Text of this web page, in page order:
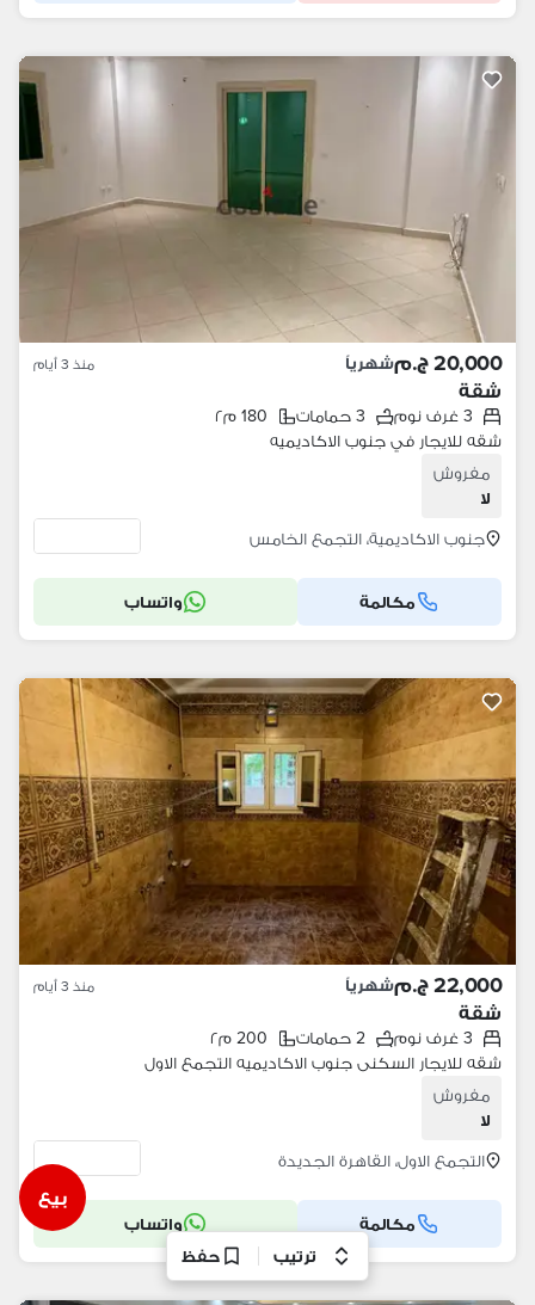
20,000 ج.م شهرياً منذ 3 أيام
شقة
3 غرف نوم 3 حمامات
180 م٢
شقه للايجار في جنوب الاكاديميه
مفروش
لا
جنوب الاكاديمية، التجمع الخامس
مكالمة واتساب
22,000 ج.م شهرياً منذ 3 أيام
شقة
3 غرف نوم 2 حمامات
200 م٢
شقه للايجار السكنى جنوب الاكاديميه التجمع الاول
مفروش
لا
التجمع الاول، القاهرة الجديدة
مكالمة واتساب
بيع
ترتيب حفظ